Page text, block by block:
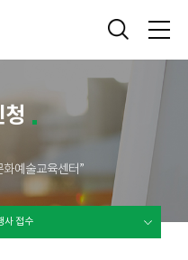
통합검색
화예술교육센터”
사 접수